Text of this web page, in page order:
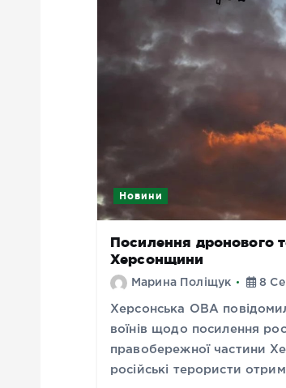
Новини
Посилення дронового
Херсонщини
Марина Поліщук 8
Херсонська ОВА
воїнів щодо посилення
правобережної частини
російські терористи